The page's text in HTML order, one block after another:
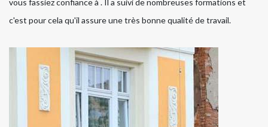
vous fassiez confiance à . Il a suivi de nombreuses formations et
c'est pour cela qu'il assure une très bonne qualité de travail.